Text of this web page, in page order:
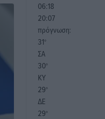
06:18
20:07
πρόγνωση:
31°
ΣΑ
30°
ΚΥ
29°
ΔΕ
29°